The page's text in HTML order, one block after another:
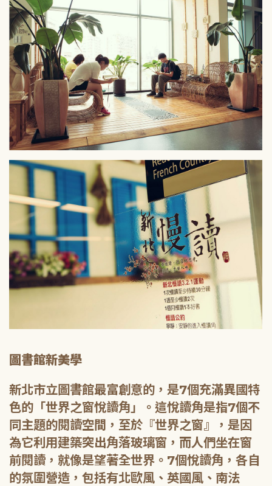
圖書館新美學
新北市立圖書館最富創意的，是7個充滿異國特
色的「世界之窗悅讀角」。這悅讀角是指7個不
同主題的閱讀空間，至於『世界之窗』，是因
為它利用建築突出角落玻璃窗，而人們坐在窗
前閱讀，就像是望著全世界。7個悅讀角，各自
的氛圍營造，包括有北歐風、英國風、南法